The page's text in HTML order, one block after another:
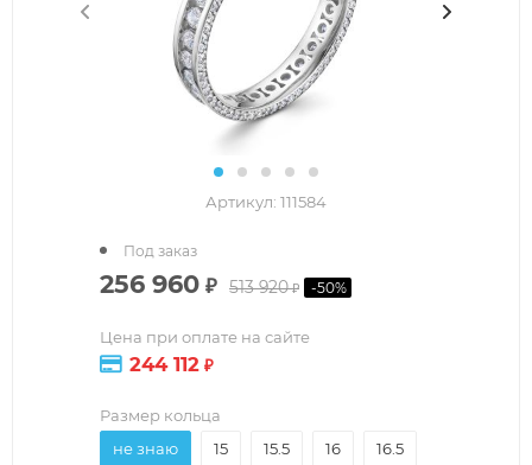
Артикул: 111584
256 960 ₽ 513 920₽ -50%
Цена при оплате на сайте
244 112 ₽
Под заказ
Размер кольца
не знаю
15 15.5 16 16.5